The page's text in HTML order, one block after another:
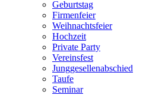
Geburtstag
Firmenfeier
Weihnachtsfeier
Hochzeit
Private Party
Vereinsfest
Junggesellenabschied
Taufe
Seminar